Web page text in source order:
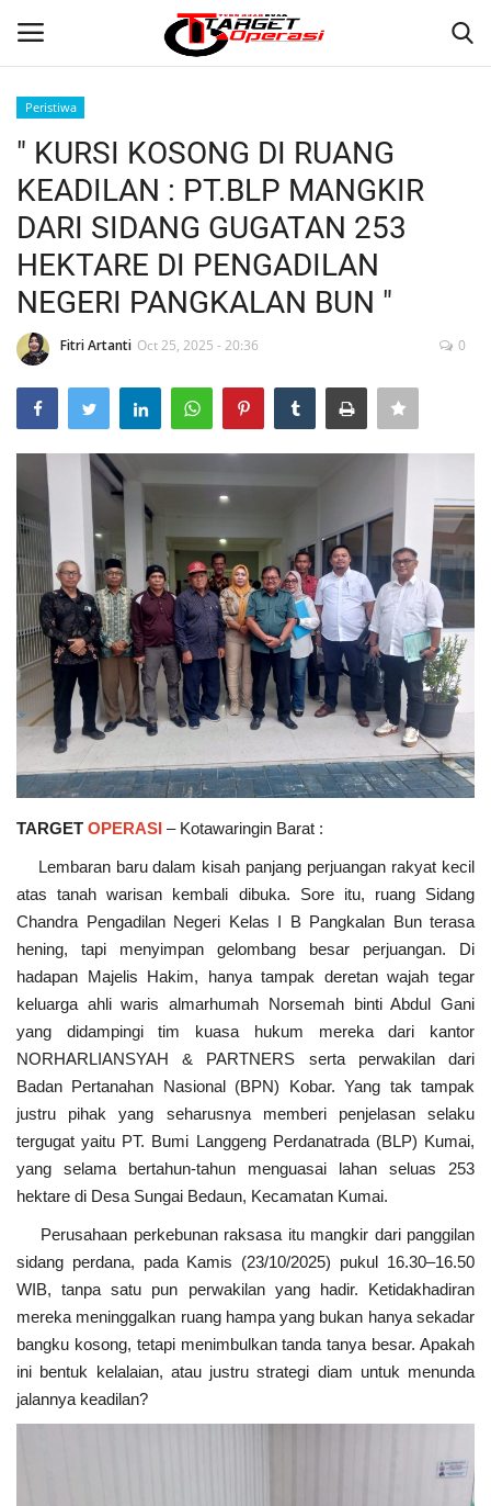
Home
Contact
NASIONAL
INTERNASIONAL
TO.CHANEL
TO.NETWORK
Peristiwa
" KURSI KOSONG DI RUANG
KEADILAN : PT.BLP MANGKIR
DARI SIDANG GUGATAN 253
HEKTARE DI PENGADILAN
NEGERI PANGKALAN BUN "
Fitri Artanti Oct 25, 2025 - 20:36 0
TARGET OPERASI – Kotawaringin Barat :
Lembaran baru dalam kisah panjang perjuangan rakyat kecil
atas tanah warisan kembali dibuka. Sore itu, ruang Sidang
Chandra Pengadilan Negeri Kelas I B Pangkalan Bun terasa
hening, tapi menyimpan gelombang besar perjuangan. Di
hadapan Majelis Hakim, hanya tampak deretan wajah tegar
keluarga ahli waris almarhumah Norsemah binti Abdul Gani
yang didampingi tim kuasa hukum mereka dari kantor
NORHARLIANSYAH & PARTNERS serta perwakilan dari
Badan Pertanahan Nasional (BPN) Kobar. Yang tak tampak
justru pihak yang seharusnya memberi penjelasan selaku
tergugat yaitu PT. Bumi Langgeng Perdanatrada (BLP) Kumai,
yang selama bertahun-tahun menguasai lahan seluas 253
hektare di Desa Sungai Bedaun, Kecamatan Kumai.
Perusahaan perkebunan raksasa itu mangkir dari panggilan
sidang perdana, pada Kamis (23/10/2025) pukul 16.30–16.50
WIB, tanpa satu pun perwakilan yang hadir. Ketidakhadiran
mereka meninggalkan ruang hampa yang bukan hanya sekadar
bangku kosong, tetapi menimbulkan tanda tanya besar. Apakah
ini bentuk kelalaian, atau justru strategi diam untuk menunda
jalannya keadilan?